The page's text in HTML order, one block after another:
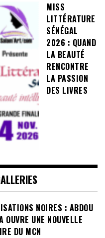
MISS
LITTÉRATURE
SÉNÉGAL
2026 : QUAND
LA BEAUTÉ
RENCONTRE
LA PASSION
DES LIVRES
NOIRES : ABDOU
UNE NOUVELLE
DU MCN